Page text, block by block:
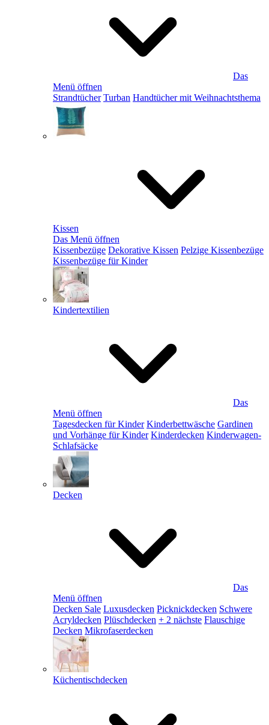
Das
Menü öffnen
Strandtücher Turban Handtücher mit Weihnachtsthema
Kissen
Das Menü öffnen
Kissenbezüge Dekorative Kissen Pelzige Kissenbezüge
Kissenbezüge für Kinder
Kindertextilien
Das
Menü öffnen
Tagesdecken für Kinder Kinderbettwäsche Gardinen
und Vorhänge für Kinder Kinderdecken Kinderwagen-
Schlafsäcke
Decken
Das
Menü öffnen
Decken Sale Luxusdecken Picknickdecken Schwere
Acryldecken Plüschdecken + 2 nächste Flauschige
Decken Mikrofaserdecken
Küchentischdecken